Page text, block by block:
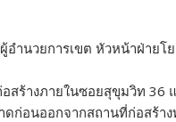
ำนวยการเขต หัวหน้าฝ่ายโ
สร้างภายในซอยสุขุมวิท 36
ก่อนออกจากสถานที่ก่อสร้าง